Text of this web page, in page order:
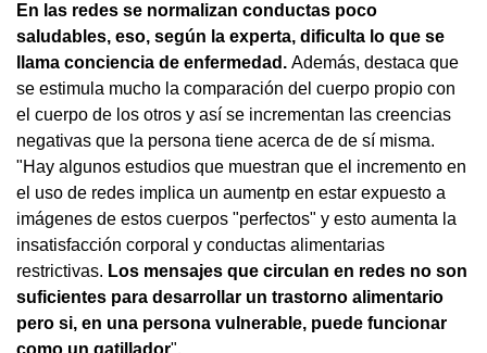
En las redes se normalizan conductas poco
saludables, eso, según la experta, dificulta lo que se
llama conciencia de enfermedad. Además, destaca que
se estimula mucho la comparación del cuerpo propio con
el cuerpo de los otros y así se incrementan las creencias
negativas que la persona tiene acerca de de sí misma.
"Hay algunos estudios que muestran que el incremento en
el uso de redes implica un aumentp en estar expuesto a
imágenes de estos cuerpos "perfectos" y esto aumenta la
insatisfacción corporal y conductas alimentarias
restrictivas. Los mensajes que circulan en redes no son
suficientes para desarrollar un trastorno alimentario
pero si, en una persona vulnerable, puede funcionar